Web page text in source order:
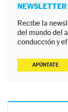
NEWSLETTER
Recibe la
del mundo del
conducción y
APÚNTATE